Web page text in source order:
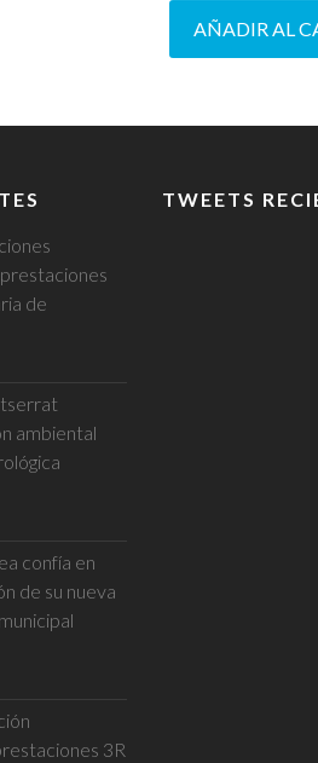
se
página
AÑADIR AL
de
ambiental
confía en
de su nueva
3R
TWEETS